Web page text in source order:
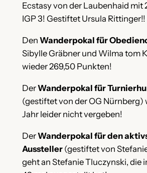
Ecstasy von der Laubenhaid mit
IGP 3! Gestiftet Ursula Rittinger!!
Den Wanderpokal für
Sibylle Gräbner und Wilma tom
wieder 269,50 Punkten!
DerWanderpokal für
(gestiftet von der OG Nürnberg)
Jahr leider nicht vergeben!
DerWanderpokal für den
Aussteller(gestiftet von
geht an Stefanie Tluczynski, die